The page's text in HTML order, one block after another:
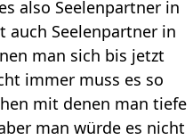
also Seelenpartner in
auch Seelenpartner in
man sich bis jetzt
immer muss es so
mit denen man tiefe
man würde es nicht